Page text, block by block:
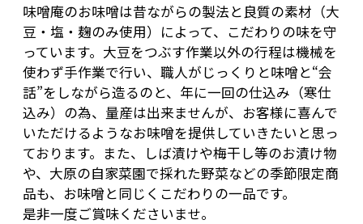
味噌庵のお味噌は昔ながらの製法と良質の素材（大
豆・塩・麹のみ使用）によって、こだわりの味を守
っています。大豆をつぶす作業以外の行程は機械を
使わず手作業で行い、職人がじっくりと味噌と“会
話”をしながら造るのと、年に一回の仕込み（寒仕
込み）の為、量産は出来ませんが、お客様に喜んで
いただけるようなお味噌を提供していきたいと思っ
ております。また、しば漬けや梅干し等のお漬け物
や、大原の自家菜園で採れた野菜などの季節限定商
品も、お味噌と同じくこだわりの一品です。
是非一度ご賞味くださいませ。